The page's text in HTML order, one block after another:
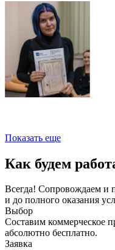
Показать еще
Как будем
Всегда! Сопровождаем и
и до полного оказания
Выбор
Составим коммерческое
абсолютно бесплатно.
Заявка